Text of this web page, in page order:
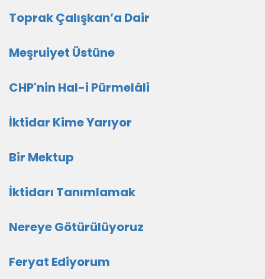
Toprak Çalışkan’a Dair
Meşruiyet Üstüne
CHP'nin Hal-i Pürmelâli
İktidar Kime Yarıyor
Bir Mektup
İktidarı Tanımlamak
Nereye Götürülüyoruz
Feryat Ediyorum